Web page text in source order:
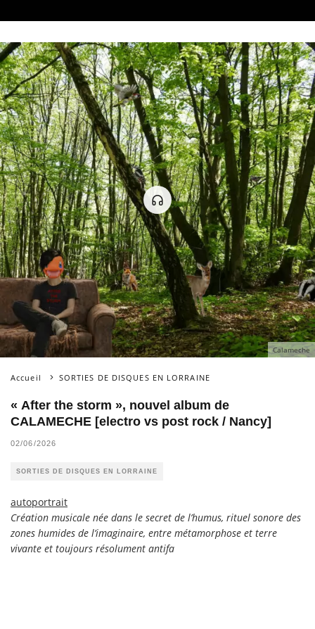
Calameche
Accueil SORTIES DE DISQUES EN LORRAINE
« After the storm », nouvel album de
CALAMECHE [electro vs post rock / Nancy]
02/06/2026
SORTIES DE DISQUES EN LORRAINE
autoportrait
Création musicale née dans le secret de l’humus, rituel sonore des
zones humides de l’imaginaire, entre métamorphose et terre
vivante et toujours résolument antifa